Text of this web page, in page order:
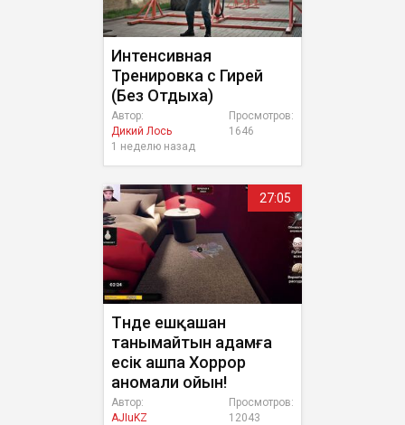
Интенсивная
Тренировка с Гирей
(Без Отдыха)
Просмотров:
1646
Автор:
Дикий Лось
1 неделю назад
27:05
Түнде ешқашан
танымайтын адамға
есік ашпа Хоррор
аномали ойын!
Просмотров:
12043
Автор:
AJIuKZ